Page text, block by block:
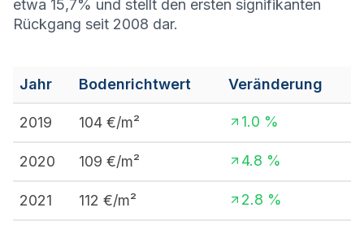
etwa 15,7% und stellt den ersten signifikanten
Rückgang seit 2008 dar.
Jahr Bodenrichtwert Veränderung
2019 104 €/m² 1.0 %
2020 109 €/m² 4.8 %
2021 112 €/m² 2.8 %